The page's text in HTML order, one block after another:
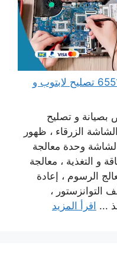
مهندس كمبيوتر الصليبية 65511033 تصليح لابتوب و
بصيانة و تصليح
الزرقاء ، ظهور
وحدة معالجة
و التغذية ، معالجة
الرسوم ، إعادة
التوانزستور ،
... اقرأ المزيد